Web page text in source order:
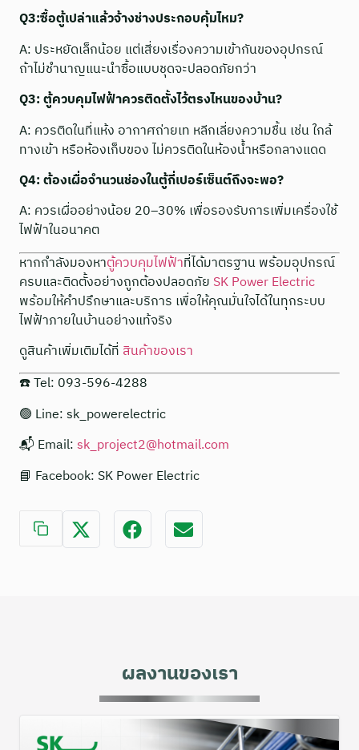
Q3:ซื้อตู้เปล่าแล้วจ้างช่างประกอบคุ้มไหม?
A: ประหยัดเล็กน้อย แต่เสี่ยงเรื่องความเข้ากันของอุปกรณ์
ถ้าไม่ชำนาญแนะนำซื้อแบบชุดจะปลอดภัยกว่า
Q3: ตู้ควบคุมไฟฟ้าควรติดตั้งไว้ตรงไหนของบ้าน?
A: ควรติดในที่แห้ง อากาศถ่ายเท หลีกเลี่ยงความชื้น เช่น ใกล้
ทางเข้า หรือห้องเก็บของ ไม่ควรติดในห้องน้ำหรือกลางแดด
Q4: ต้องเผื่อจำนวนช่องในตู้กี่เปอร์เซ็นต์ถึงจะพอ?
A: ควรเผื่ออย่างน้อย 20–30% เพื่อรองรับการเพิ่มเครื่องใช้
ไฟฟ้าในอนาคต
หากกำลังมองหาตู้ควบคุมไฟฟ้าที่ได้มาตรฐาน พร้อมอุปกรณ์
ครบและติดตั้งอย่างถูกต้องปลอดภัย SK Power Electric
พร้อมให้คำปรึกษาและบริการ เพื่อให้คุณมั่นใจได้ในทุกระบบ
ไฟฟ้าภายในบ้านอย่างแท้จริง
ดูสินค้าเพิ่มเติมได้ที่ สินค้าของเรา
☎️ Tel: 093-596-4288
🟢 Line: sk_powerelectric
📬 Email:sk_project2@hotmail.com
📘 Facebook: SK Power Electric
ผลงานของเรา